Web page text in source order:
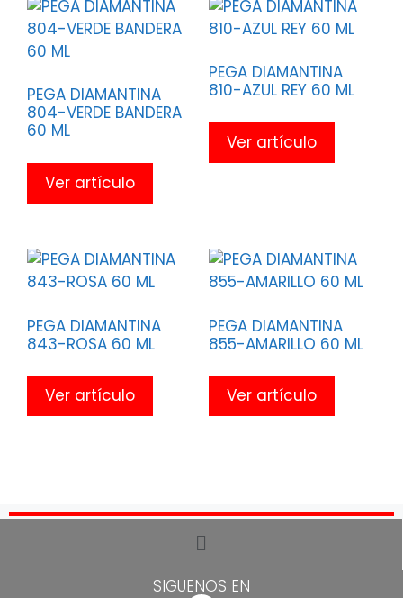
PEGA DIAMANTINA
804-VERDE BANDERA
60 ML
Ver artículo
PEGA DIAMANTINA
810-AZUL REY 60 ML
Ver artículo
PEGA DIAMANTINA
843-ROSA 60 ML
Ver artículo
PEGA DIAMANTINA
855-AMARILLO 60 ML
Ver artículo
SIGUENOS EN